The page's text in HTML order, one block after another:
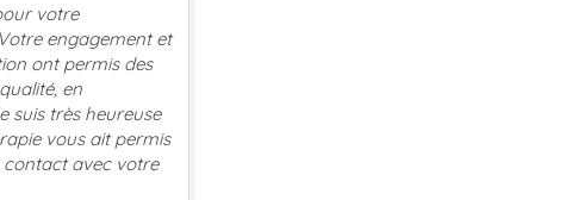
votre
engagement et
permis des
en
très heureuse
vous ait permis
avec votre